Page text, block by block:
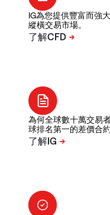
IG為您提供豐富而強
縱橫交易市場。
為何全球數十萬交易
球排名第一的差價合